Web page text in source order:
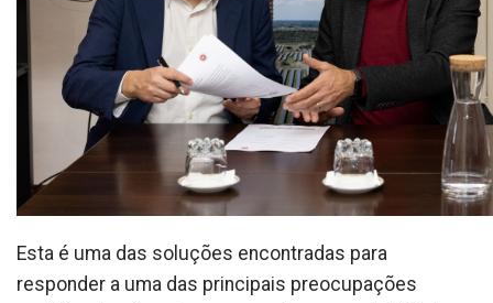
Esta é uma das soluções encontradas para
responder a uma das principais preocupações